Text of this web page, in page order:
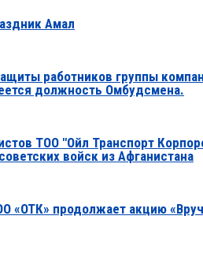
Амал
работников группы
должность Омбудсмена.
ТОО "Ойл Транспорт
войск из Афганистана
«ОТК» продолжает акцию